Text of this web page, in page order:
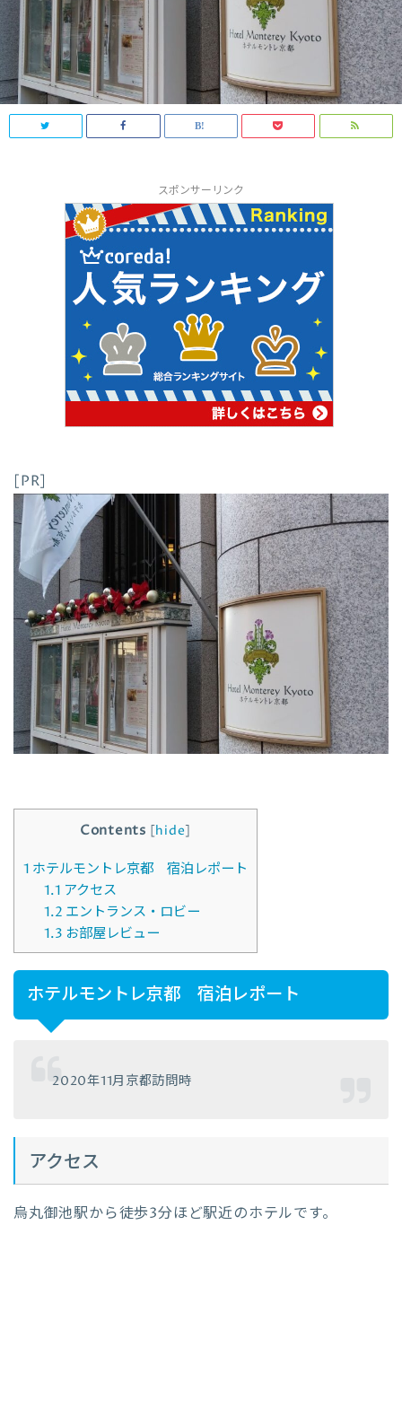
スポンサーリンク
[PR]
Contents [hide]
1 ホテルモントレ京都 宿泊レポート
1.1 アクセス
1.2 エントランス・ロビー
1.3 お部屋レビュー
ホテルモントレ京都 宿泊レポート
2020年11月京都訪問時
アクセス
烏丸御池駅から徒歩3分ほど駅近のホテルです。